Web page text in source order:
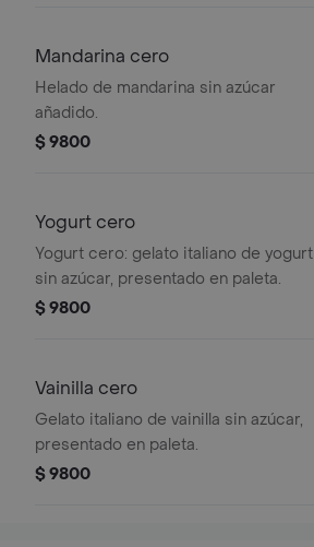
Mandarina cero
Helado de mandarina sin azúcar
añadido.
$ 9800
Yogurt cero
Yogurt cero: gelato italiano de yogurt
sin azúcar, presentado en paleta.
$ 9800
Vainilla cero
Gelato italiano de vainilla sin azúcar,
presentado en paleta.
$ 9800